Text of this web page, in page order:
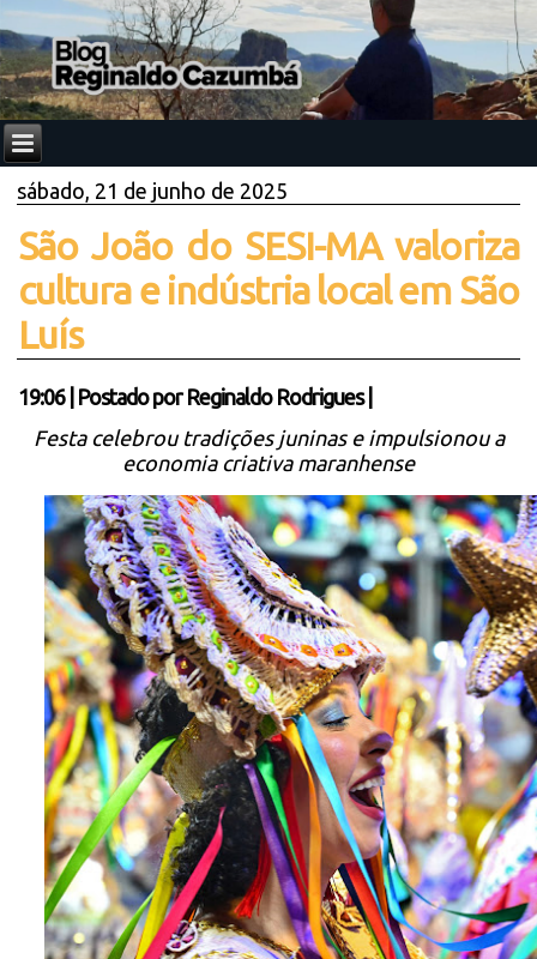
sábado, 21 de junho de 2025
São João do SESI-MA valoriza
cultura e indústria local em São
Luís
19:06| Postado por Reginaldo Rodrigues
Festa celebrou tradições juninas e impulsionou a
economia criativa maranhense